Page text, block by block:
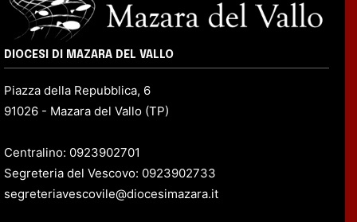
DIOCESI DI MAZARA DEL VALLO
Piazza della Repubblica, 6
91026 - Mazara del Vallo (TP)
Centralino: 0923902701
Segreteria del Vescovo: 0923902733
segreteriavescovile@diocesimazara.it